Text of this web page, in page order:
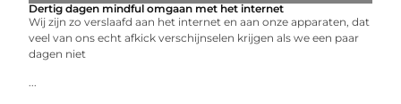
Dertig dagen mindful omgaan met het internet
Wij zijn zo verslaafd aan het internet en aan onze apparaten, dat
veel van ons echt afkick verschijnselen krijgen als we een paar
dagen niet
...